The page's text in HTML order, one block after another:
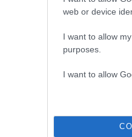
web or device
I want to allow
purposes.
I want to allow